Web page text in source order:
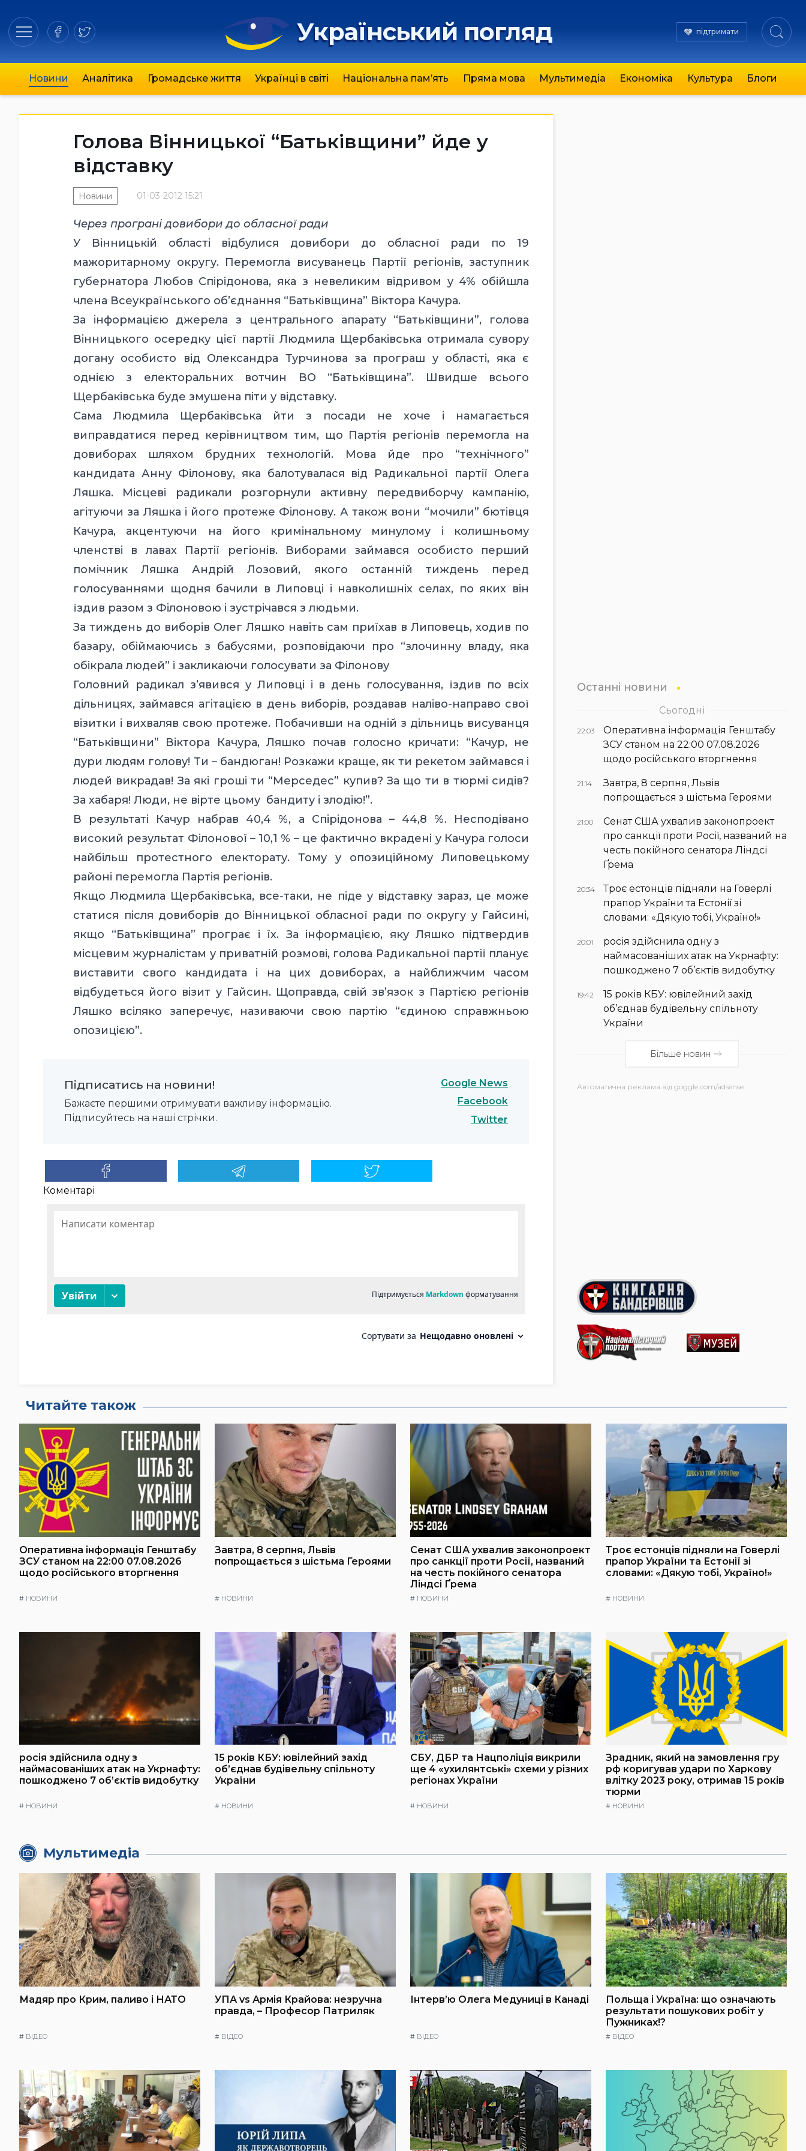
Український погляд підтримати
Новини Аналітика Громадське життя Українці в світі Національна пам’ять Пряма мова Мультимедіа Економіка Культура Блоги
Голова Вінницької “Батьківщини” йде у
відставку
01-03-2012 15:21
Новини
Через програні довибори до обласної ради
У Вінницькій області відбулися довибори до обласної ради по 19
мажоритарному округу. Перемогла висуванець Партії регіонів, заступник
губернатора Любов Спірідонова, яка з невеликим відривом у 4% обійшла
члена Всеукраїнського об’єднання “Батьківщина” Віктора Качура.
За інформацією джерела з центрального апарату “Батьківщини”, голова
Вінницького осередку цієї партії Людмила Щербаківська отримала сувору
догану особисто від Олександра Турчинова за програш у області, яка є
однією з електоральних вотчин ВО “Батьківщина”. Швидше всього
Щербаківська буде змушена піти у відставку.
Сама Людмила Щербаківська йти з посади не хоче і намагається
виправдатися перед керівництвом тим, що Партія регіонів перемогла на
довиборах шляхом брудних технологій. Мова йде про “технічного”
кандидата Анну Філонову, яка балотувалася від Радикальної партії Олега
Ляшка. Місцеві радикали розгорнули активну передвиборчу кампанію,
агітуючи за Ляшка і його протеже Філонову. А також вони “мочили” бютівця
Качура, акцентуючи на його кримінальному минулому і колишньому
членстві в лавах Партії регіонів. Виборами займався особисто перший
помічник Ляшка Андрій Лозовий, якого останній тиждень перед
голосуваннями щодня бачили в Липовці і навколишніх селах, по яких він
їздив разом з Філоновою і зустрічався з людьми.
За тиждень до виборів Олег Ляшко навіть сам приїхав в Липовець, ходив по
базару, обіймаючись з бабусями, розповідаючи про “злочинну владу, яка
обікрала людей” і закликаючи голосувати за Філонову
Головний радикал з’явився у Липовці і в день голосування, їздив по всіх
дільницях, займався агітацією в день виборів, роздавав наліво-направо свої
візитки і вихваляв свою протеже. Побачивши на одній з дільниць висуванця
“Батьківщини” Віктора Качура, Ляшко почав голосно кричати: “Качур, не
дури людям голову! Ти – бандюган! Розкажи краще, як ти рекетом займався і
людей викрадав! За які гроші ти “Мерседес” купив? За що ти в тюрмі сидів?
За хабаря! Люди, не вірте цьому бандиту і злодію!”.
В результаті Качур набрав 40,4 %, а Спірідонова – 44,8 %. Несподівано
високий результат Філонової – 10,1 % – це фактично вкрадені у Качура голоси
найбільш протестного електорату. Тому у опозиційному Липовецькому
районі перемогла Партія регіонів.
Якщо Людмила Щербаківська, все-таки, не піде у відставку зараз, це може
статися після довиборів до Вінницької обласної ради по округу у Гайсині,
якщо “Батьківщина” програє і їх. За інформацією, яку Ляшко підтвердив
місцевим журналістам у приватній розмові, голова Радикальної партії планує
виставити свого кандидата і на цих довиборах, а найближчим часом
відбудеться його візит у Гайсин. Щоправда, свій зв’язок з Партією регіонів
Ляшко всіляко заперечує, називаючи свою партію “єдиною справжньою
опозицією”.
Підписатись на новини!
Бажаєте першими отримувати важливу інформацію.
Підписуйтесь на наші стрічки.
Google News
Facebook
Twitter
Коментарі
Останні новини
Сьогодні
22:03
Оперативна інформація Генштабу
ЗСУ станом на 22:00 07.08.2026
щодо російського вторгнення
21:14
Завтра, 8 серпня, Львів
попрощається з шістьма Героями
21:00
Сенат США ухвалив законопроект
про санкції проти Росії, названий на
честь покійного сенатора Ліндсі
Ґрема
20:34
Троє естонців підняли на Говерлі
прапор України та Естонії зі
словами: «Дякую тобі, Україно!»
20:01
росія здійснила одну з
наймасованіших атак на Укрнафту:
пошкоджено 7 об’єктів видобутку
19:42
15 років КБУ: ювілейний захід
об’єднав будівельну спільноту
України
Більше новин
Автоматична реклама від goggle.com/adsense:
Читайте також
Оперативна інформація Генштабу
ЗСУ станом на 22:00 07.08.2026
щодо російського вторгнення
# НОВИНИ
Завтра, 8 серпня, Львів
попрощається з шістьма Героями
# НОВИНИ
Сенат США ухвалив законопроект
про санкції проти Росії, названий
на честь покійного сенатора
Ліндсі Ґрема
# НОВИНИ
Троє естонців підняли на Говерлі
прапор України та Естонії зі
словами: «Дякую тобі, Україно!»
# НОВИНИ
росія здійснила одну з
наймасованіших атак на Укрнафту:
пошкоджено 7 об’єктів видобутку
# НОВИНИ
15 років КБУ: ювілейний захід
об’єднав будівельну спільноту
України
# НОВИНИ
СБУ, ДБР та Нацполіція викрили
ще 4 «ухилянтські» схеми у різних
регіонах України
# НОВИНИ
Зрадник, який на замовлення гру
рф коригував удари по Харкову
влітку 2023 року, отримав 15 років
тюрми
# НОВИНИ
Мультимедіа
Мадяр про Крим, паливо і НАТО
# ВІДЕО
УПА vs Армія Крайова: незручна
правда, – Професор Патриляк
# ВІДЕО
Інтерв’ю Олега Медуниці в Канаді
# ВІДЕО
Польща і Україна: що означають
результати пошукових робіт у
Пужниках!?
# ВІДЕО